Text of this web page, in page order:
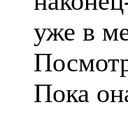
уже в
Пока